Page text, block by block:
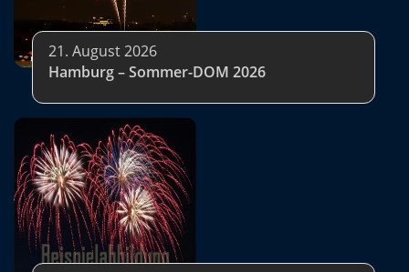
21. August 2026
Hamburg – Sommer-DOM 2026